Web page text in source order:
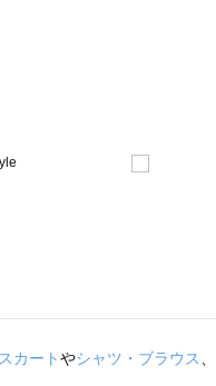
スカートやシャツ・ブラウス、